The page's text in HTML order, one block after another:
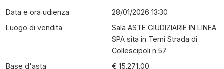
Data e ora udienza
28/01/2026 13:30
Luogo di vendita
Sala ASTE GIUDIZIARIE IN LINEA
SPA sita in Terni Strada di
Collescipoli n.57
Base d'asta
€ 15.271,00